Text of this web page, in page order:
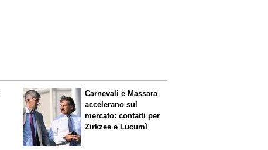
Carnevali e Massara
accelerano sul
mercato: contatti per
Zirkzee e Lucumì